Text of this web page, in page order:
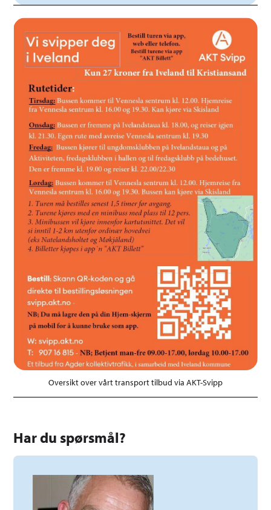
Oversikt over vårt transport tilbud via AKT-Svipp
Har du spørsmål?